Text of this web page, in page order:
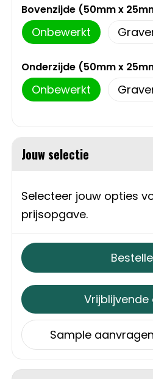
Toilettassen
Waterbestendige tassen
Autotassen
Golftassen
Trolleys
Schoenentassen
Promotietassen
Goodiebags
Bovenzijde (50mm x
Onbewerkt
Onderzijde (50mm x
Onbewerkt
Jouw selectie
Selecteer jouw opties
prijsopgave.
Sample